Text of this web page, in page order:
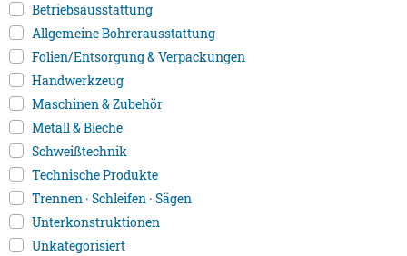
Betriebsausstattung
Allgemeine Bohrerausstattung
Folien/Entsorgung & Verpackungen
Handwerkzeug
Maschinen & Zubehör
Metall & Bleche
Schweißtechnik
Technische Produkte
Trennen · Schleifen · Sägen
Unterkonstruktionen
Unkategorisiert